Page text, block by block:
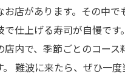
お店があります。その中
で仕上げる寿司が自慢です
店内で、季節ごとのコース
。 難波に来たら、ぜひ一